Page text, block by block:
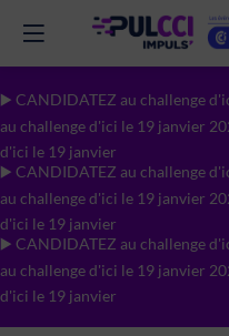
▶️ CANDIDATEZ au challenge
au challenge d'ici le 19 janvier
d'ici le 19 janvier
▶️ CANDIDATEZ au challenge
au challenge d'ici le 19 janvier
d'ici le 19 janvier
▶️ CANDIDATEZ au challenge
au challenge d'ici le 19 janvier
d'ici le 19 janvier